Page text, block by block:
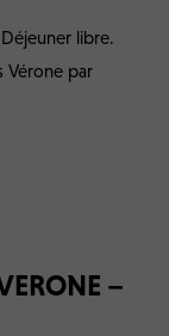
libre.
Vérone par
–